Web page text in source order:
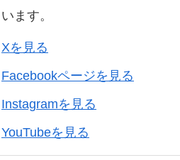
います。
Xを見る
Facebookページを見る
Instagramを見る
YouTubeを見る